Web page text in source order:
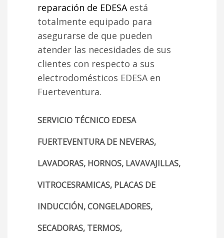
reparación de EDESAestá
totalmente equipado para
asegurarse de que pueden
atender las necesidades de sus
clientes con respecto a sus
electrodomésticos EDESA en
Fuerteventura.
SERVICIO TÉCNICO EDESA
FUERTEVENTURA DE NEVERAS,
LAVADORAS, HORNOS, LAVAVAJILLAS,
VITROCESRAMICAS, PLACAS DE
INDUCCIÓN, CONGELADORES,
SECADORAS, TERMOS,